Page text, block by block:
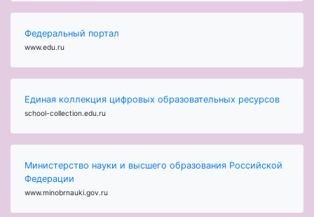
Федеральный портал
www.edu.ru
Единая коллекция цифровых образовательных ресурсов
school-collection.edu.ru
Министерство науки и высшего образования Российской
Федерации
www.minobrnauki.gov.ru